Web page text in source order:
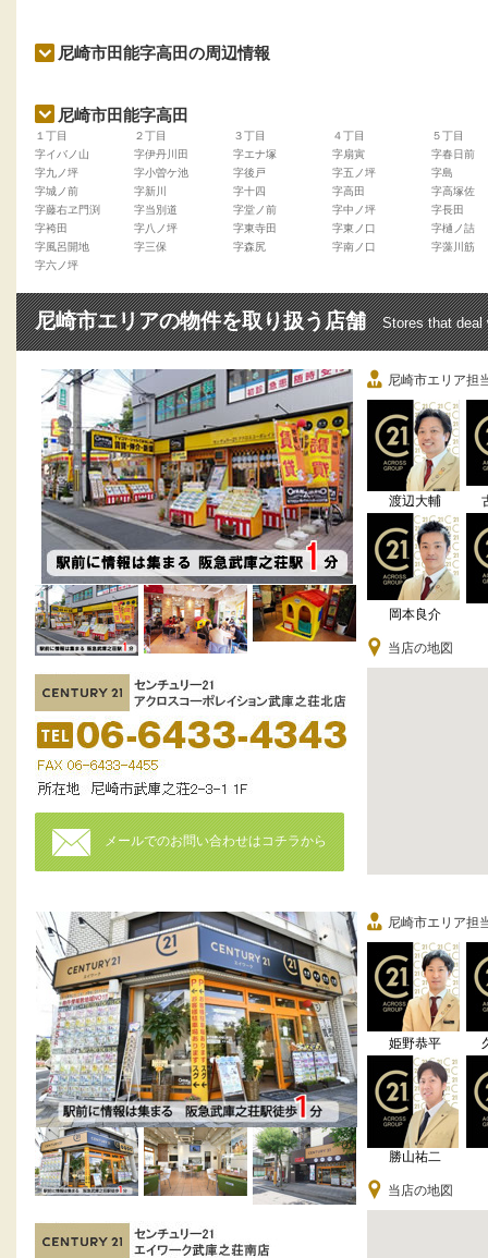
尼崎市田能字高田の周辺情報
尼崎市田能字高田
１丁目 ２丁目 ３丁目 ４丁目
５丁目
字イバノ山
字伊丹川田 字エナ塚 字扇寅
字春日前
字九ノ坪
字小曽ケ池 字後戸 字五ノ坪
字島
字城ノ前
字新川 字十四 字高田
字高塚佐
字藤右ヱ門渕
字当別道 字堂ノ前 字中ノ坪
字長田
字袴田
字八ノ坪 字東寺田 字東ノ口
字樋ノ詰
字風呂開地
字三保 字森尻 字南ノ口
字藻川筋
字六ノ坪
尼崎市エリアの物件を取り扱う店舗 Stores that deal
メールでのお問い合わせはコチラから
尼崎市エリア担
渡辺大輔
岡本良介
当店の地図
尼崎市エリア担
姫野恭平
勝山祐二
当店の地図